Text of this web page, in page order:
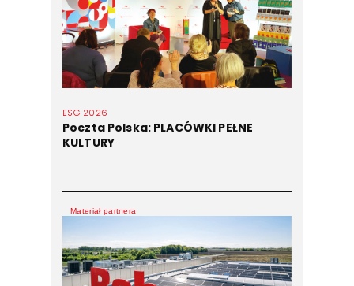
ESG 2026
Poczta Polska: PLACÓWKI PEŁNE
KULTURY
Materiał partnera